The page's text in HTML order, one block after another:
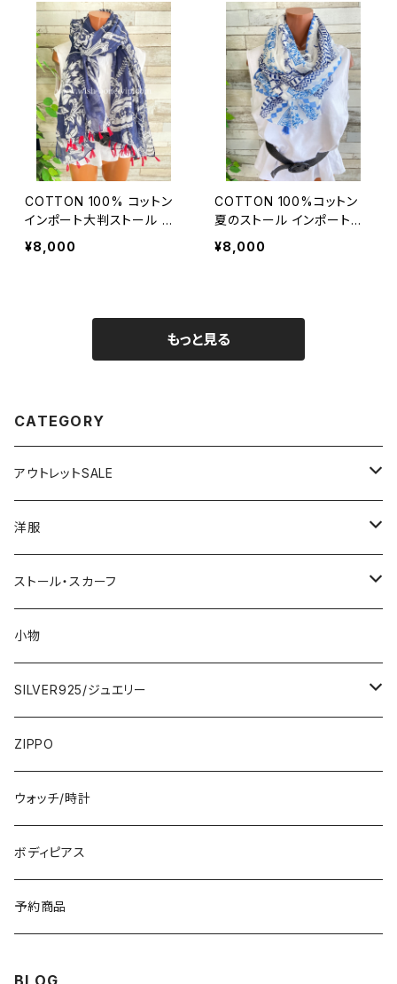
COTTON 100% コットン
インポート大判ストール ｜
ロングストール・心地よい肌
触りのスカーフ/ネイビー＆
¥8,000
COTTON 100%コットン
夏のストール インポート大
判・ロングストール・通気
性・肌触り良いスカーフ/エ
¥8,000
もっと見る
CATEGORY
アウトレットSALE
1000円
2000円
3000円
5000円
7000円
洋服
インポートワンピース
ロング・マキシ
ひざ・ミディ
トップス・カーディガン・アウター
カーディガン
イタリア製ジャケット
スカート・パンツ
ストール・スカーフ
大判ストール・ロングスカーフ
小さめスカーフ
コットンストール・スカーフ
冬物・マフラー
小物
SILVER925/ジュエリー
指輪・リング
ネックレス・ペンダントトップ
ピアス・イヤリング
ブレスレット・バングル
ZIPPO
ウォッチ/時計
ボディピアス
予約商品